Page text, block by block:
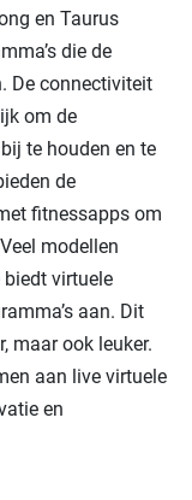
en Taurus
die de
De connectiviteit
om de
te houden en te
de
fitnessapps om
modellen
biedt virtuele
aan. Dit
maar ook leuker.
aan live virtuele
en